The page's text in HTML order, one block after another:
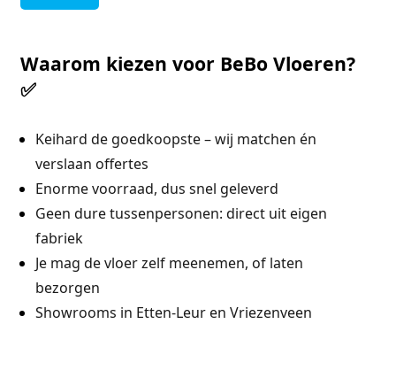
Waarom kiezen voor BeBo Vloeren?
✅
Keihard de goedkoopste – wij matchen én
verslaan offertes
Enorme voorraad, dus snel geleverd
Geen dure tussenpersonen: direct uit eigen
fabriek
Je mag de vloer zelf meenemen, of laten
bezorgen
Showrooms in Etten-Leur en Vriezenveen